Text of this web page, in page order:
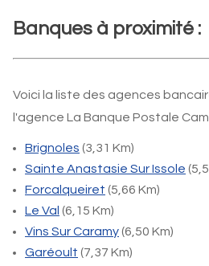
Banques à proximité :
Voici la liste des agences
l'agence La Banque Postale
Brignoles (3,31 Km)
Sainte Anastasie Sur Issole
Forcalqueiret (5,66 Km)
Le Val (6,15 Km)
Vins Sur Caramy(6,50 Km)
Garéoult (7,37 Km)